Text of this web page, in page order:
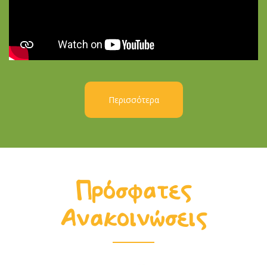
Περισσότερα
Πρόσφατες
Ανακοινώσεις